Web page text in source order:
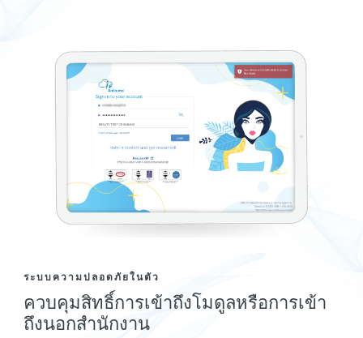
ระบบความปลอดภัยในตัว
ควบคุมสิทธิ์การเข้าถึงโมดูลหรือการเข้า
ถึงนอกสำนักงาน